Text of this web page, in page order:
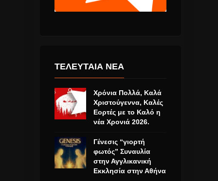
ΤΕΛΕΥΤΑΙΑ ΝΕΑ
Χρόνια Πολλά, Καλά
Χριστούγεννα, Καλές
Εορτές με το Καλό η
νέα Χρονιά 2026.
Γένεσις “γιορτή
φωτός” Συναυλία
στην Αγγλικανική
Εκκλησία στην Αθήνα